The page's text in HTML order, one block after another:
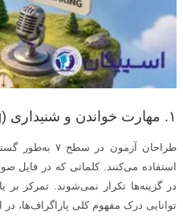
۱. مهارت خواندن و شنیداری (Reading & Listening)
استفاده می‌کنند. کلماتی که در فایل
توانایی درک مفهوم کلی پاراگراف‌ها،